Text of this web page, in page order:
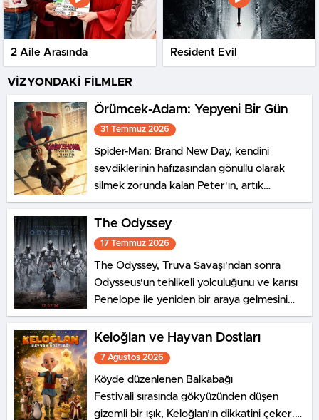
2 Aile Arasında Resident Evil
VİZYONDAKİ FİLMLER
Örümcek-Adam: Yepyeni Bir Gün
31 Temmuz 2026
Spider-Man: Brand New Day, kendini
sevdiklerinin hafızasından gönüllü olarak
silmek zorunda kalan Peter'ın, artık
kimsenin gerçek kimliğini bilmediği New
York sokaklarında tek başına suçla
savaşırken, yaşamaya başladığı fiziksel
The Odyssey
17 Temmuz 2026
The Odyssey, Truva Savaşı'ndan sonra
Odysseus'un tehlikeli yolculuğunu ve karısı
Penelope ile yeniden bir araya gelmesini
konu ediyor.
Keloğlan ve Hayvan Dostları
7 Ağustos 2026
Köyde düzenlenen Balkabağı
Festivali sırasında gökyüzünden düşen
gizemli bir ışık, Keloğlan’ın dikkatini çeker.